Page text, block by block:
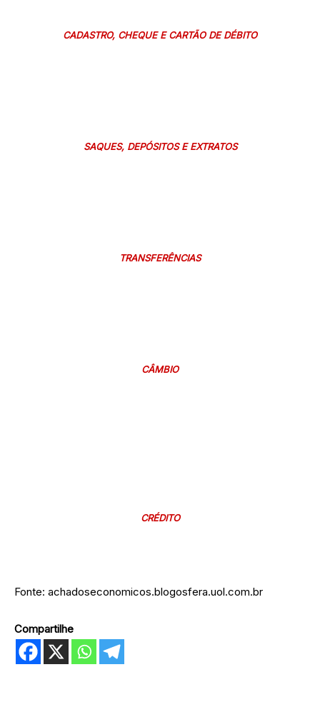
CADASTRO, CHEQUE E CARTÃO DE DÉBITO
SAQUES, DEPÓSITOS E EXTRATOS
TRANSFERÊNCIAS
CÂMBIO
CRÉDITO
Fonte: achadoseconomicos.blogosfera.uol.com.br
Compartilhe